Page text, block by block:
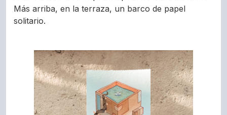
Más arriba, en la terraza, un barco de papel
solitario.